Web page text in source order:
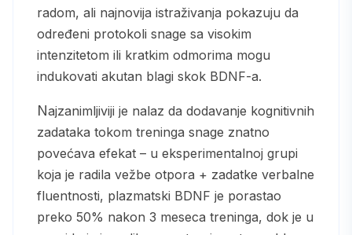
radom, ali najnovija istraživanja pokazuju da
određeni protokoli snage sa visokim
intenzitetom ili kratkim odmorima mogu
indukovati akutan blagi skok BDNF-a.
Najzanimljiviji je nalaz da dodavanje kognitivnih
zadataka tokom treninga snage znatno
povećava efekat – u eksperimentalnoj grupi
koja je radila vežbe otpora + zadatke verbalne
fluentnosti, plazmatski BDNF je porastao
preko 50% nakon 3 meseca treninga, dok je u